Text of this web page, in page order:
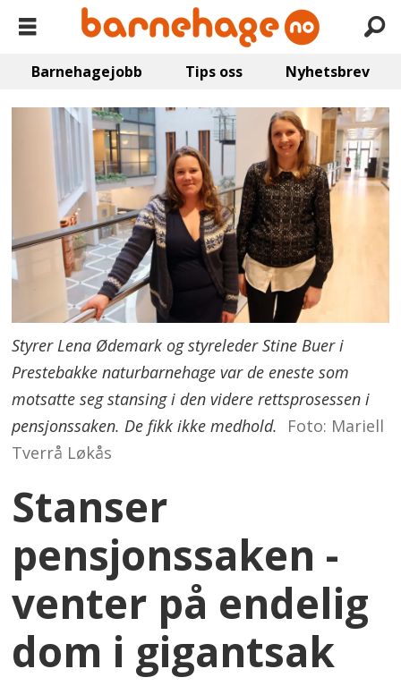
Barnehagejobb Tips oss Nyhetsbrev
Styrer Lena Ødemark og styreleder Stine Buer i
Prestebakke naturbarnehage var de eneste som
motsatte seg stansing i den videre rettsprosessen i
pensjonssaken. De fikk ikke medhold.
Foto: Mariell
Tverrå Løkås
Stanser
pensjonssaken -
venter på endelig
dom i gigantsak